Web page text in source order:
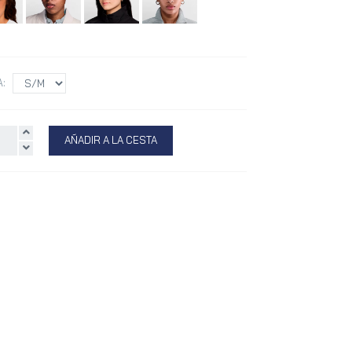
AÑADIR A LA CESTA